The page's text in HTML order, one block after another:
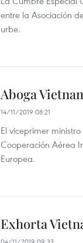
entre la Asociación
urbe.
Aboga
14/11/2019 08:21
El viceprimer
Cooperación Aérea
Europea.
Exhorta